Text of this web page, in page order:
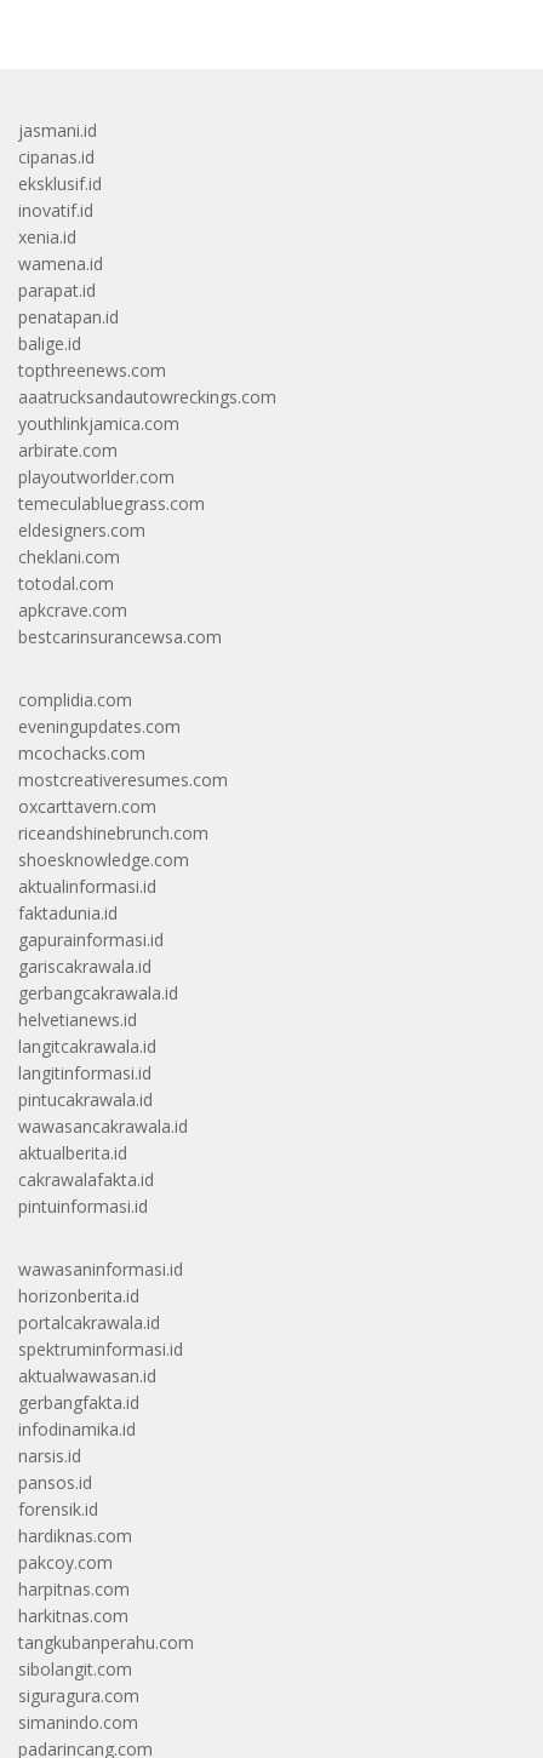
jasmani.id
cipanas.id
eksklusif.id
inovatif.id
xenia.id
wamena.id
parapat.id
penatapan.id
balige.id
topthreenews.com
aaatrucksandautowreckings.com
youthlinkjamica.com
arbirate.com
playoutworlder.com
temeculabluegrass.com
eldesigners.com
cheklani.com
totodal.com
apkcrave.com
bestcarinsurancewsa.com
complidia.com
eveningupdates.com
mcochacks.com
mostcreativeresumes.com
oxcarttavern.com
riceandshinebrunch.com
shoesknowledge.com
aktualinformasi.id
faktadunia.id
gapurainformasi.id
gariscakrawala.id
gerbangcakrawala.id
helvetianews.id
langitcakrawala.id
langitinformasi.id
pintucakrawala.id
wawasancakrawala.id
aktualberita.id
cakrawalafakta.id
pintuinformasi.id
wawasaninformasi.id
horizonberita.id
portalcakrawala.id
spektruminformasi.id
aktualwawasan.id
gerbangfakta.id
infodinamika.id
narsis.id
pansos.id
forensik.id
hardiknas.com
pakcoy.com
harpitnas.com
harkitnas.com
tangkubanperahu.com
sibolangit.com
siguragura.com
simanindo.com
padarincang.com